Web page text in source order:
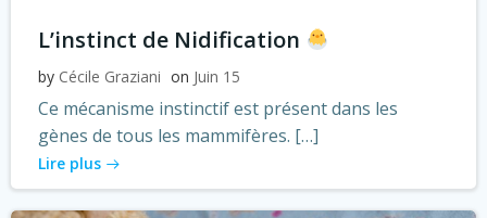
L’instinct de Nidification
by Cécile Graziani on Juin 15
Ce mécanisme instinctif est présent dans les
gènes de tous les mammifères. […]
Lire plus